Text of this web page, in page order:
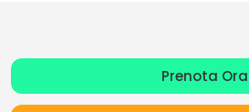
Prenota Ora